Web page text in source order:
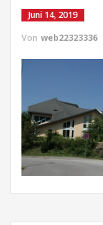
Juni 14, 2019
Von web22323336